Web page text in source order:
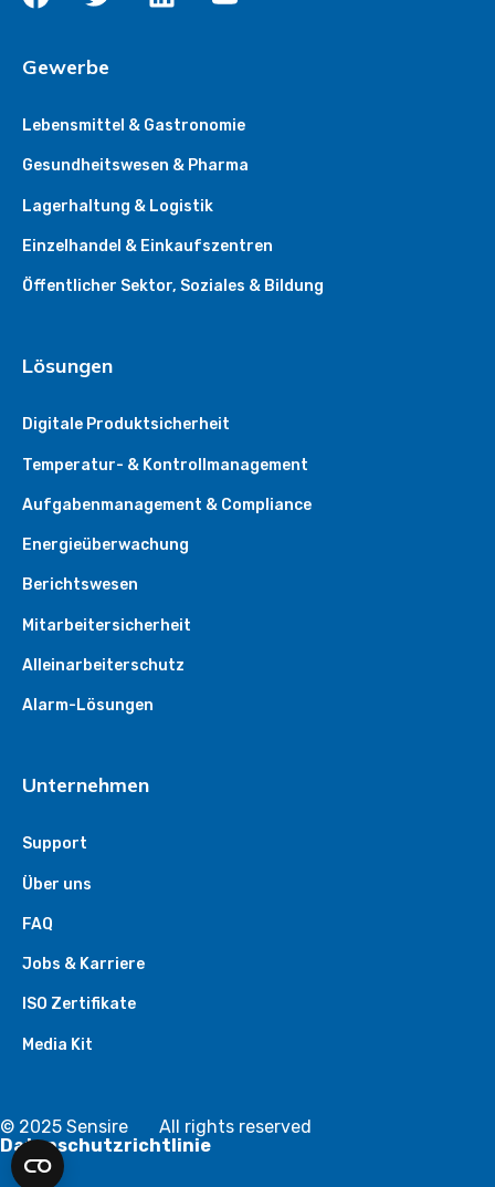
Gewerbe
Lebensmittel & Gastronomie
Gesundheitswesen & Pharma
Lagerhaltung & Logistik
Einzelhandel & Einkaufszentren
Öffentlicher Sektor, Soziales & Bildung
Lösungen
Digitale Produktsicherheit
Temperatur- & Kontrollmanagement
Aufgabenmanagement & Compliance
Energieüberwachung
Berichtswesen
Mitarbeitersicherheit
Alleinarbeiterschutz
Alarm-Lösungen
Unternehmen
Support
Über uns
FAQ
Jobs & Karriere
ISO Zertifikate
Media Kit
© 2025 Sensire
All rights reserved
Datenschutzrichtlinie